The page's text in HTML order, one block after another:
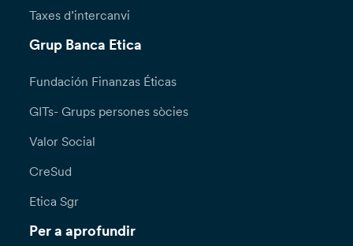
Taxes d’intercanvi
Grup Banca Etica
Fundación Finanzas Éticas
GITs- Grups persones sòcies
Valor Social
CreSud
Etica Sgr
Per a aprofundir